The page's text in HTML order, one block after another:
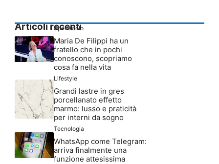
Articoli recenti
Spettacolo
Maria De Filippi ha un
fratello che in pochi
conoscono, scopriamo
cosa fa nella vita
Lifestyle
Grandi lastre in gres
porcellanato effetto
marmo: lusso e praticità
per interni da sogno
Tecnologia
WhatsApp come Telegram:
arriva finalmente una
funzione attesissima